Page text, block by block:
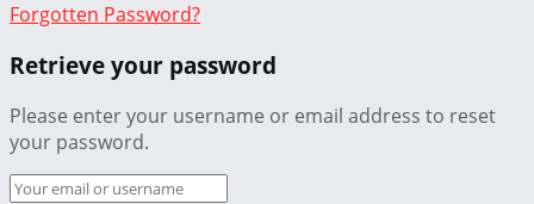
Forgotten Password?
Retrieve your password
Please enter your username or email address to reset
your password.